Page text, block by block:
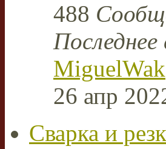
488
MiguelWak
26 апр
Сварка и